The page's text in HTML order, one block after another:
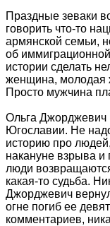
Праздные зеваки
говорить что-то
армянской семьи,
об иммиграционной
истории сделать
женщина, молодая
Просто мужчина
Ольга Джорджевич
Югославии. Не
историю про
накануне взрыва и
люди
какая-то судьба.
Джорджевич
огне погиб ее
комментариев,